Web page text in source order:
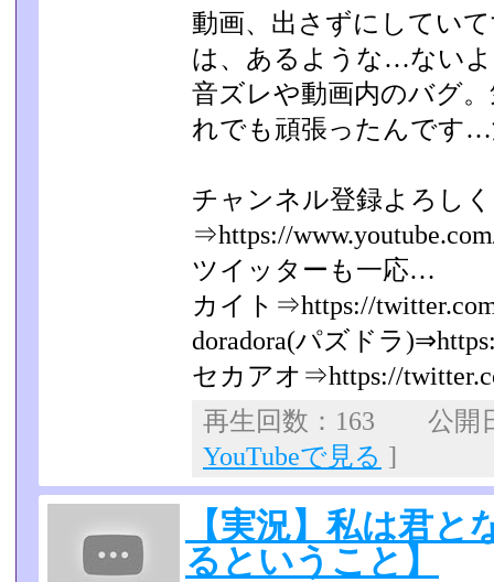
動画、出さずにしてい
は、あるような…ない
音ズレや動画内のバグ
れでも頑張ったんです
チャンネル登録よろし
⇒https://
ツイッターも一応…
カイト⇒https://
doradora(パズドラ
セカアオ⇒https://
再生回数：163 公開
YouTubeで見る ]
【実況】私は君
るということ】